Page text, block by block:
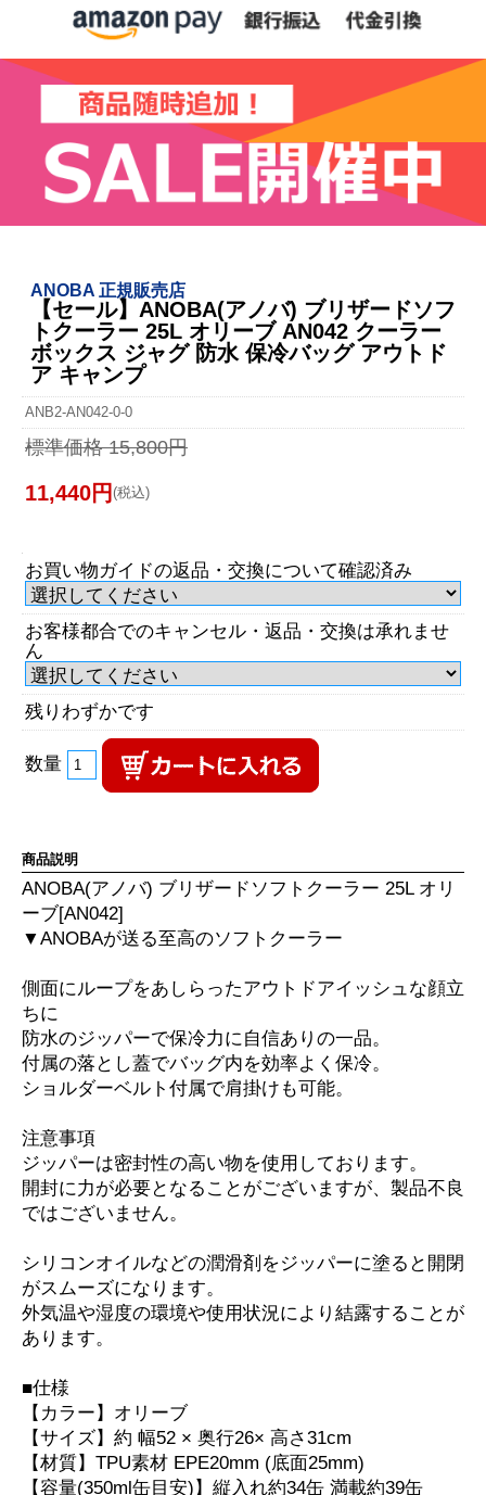
ANOBA 正規販売店
【セール】ANOBA(アノバ) ブリザードソフ
トクーラー 25L オリーブ AN042 クーラー
ボックス ジャグ 防水 保冷バッグ アウトド
ア キャンプ
ANB2-AN042-0-0
標準価格 15,800円
11,440円 (税込)
お買い物ガイドの返品・交換について確認済み
お客様都合でのキャンセル・返品・交換は承れませ
ん
残りわずかです
数量
商品説明
ANOBA(アノバ) ブリザードソフトクーラー 25L オリ
ーブ[AN042]
▼ANOBAが送る至高のソフトクーラー
側面にループをあしらったアウトドアイッシュな顔立
ちに
防水のジッパーで保冷力に自信ありの一品。
付属の落とし蓋でバッグ内を効率よく保冷。
ショルダーベルト付属で肩掛けも可能。
注意事項
ジッパーは密封性の高い物を使用しております。
開封に力が必要となることがございますが、製品不良
ではございません。
シリコンオイルなどの潤滑剤をジッパーに塗ると開閉
がスムーズになります。
外気温や湿度の環境や使用状況により結露することが
あります。
■仕様
【カラー】オリーブ
【サイズ】約 幅52 × 奥行26× 高さ31cm
【材質】TPU素材 EPE20mm (底面25mm)
【容量(350ml缶目安)】縦入れ約34缶 満載約39缶